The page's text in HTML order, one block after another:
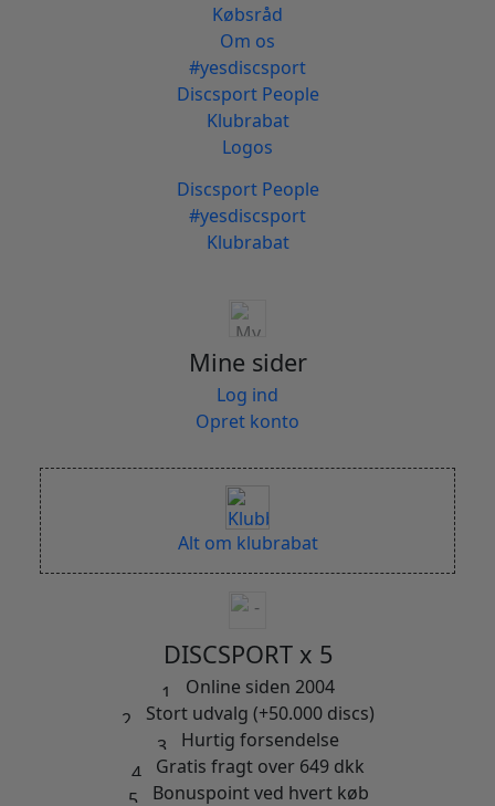
Købsråd
Om os
#yesdiscsport
Discsport People
Klubrabat
Logos
Discsport People
#yesdiscsport
Klubrabat
Mine sider
Log ind
Opret konto
Alt om klubrabat
DISCSPORT x 5
Online siden 2004
Stort udvalg (+50.000 discs)
Hurtig forsendelse
Gratis fragt over 649 dkk
Bonuspoint ved hvert køb